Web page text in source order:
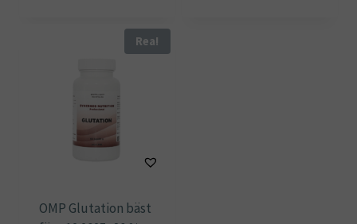
Rea!
OMP Glutation bäst